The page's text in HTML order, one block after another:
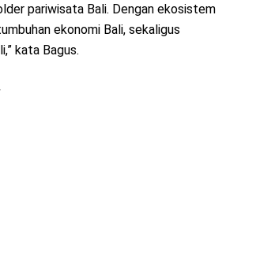
pariwisata Bali. Dengan ekosistem
ekonomi Bali, sekaligus
kata Bagus.